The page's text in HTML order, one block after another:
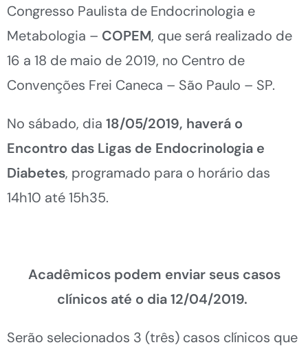
Congresso Paulista de Endocrinologia e
Metabologia – COPEM, que será realizado de
16 a 18 de maio de 2019, no Centro de
Convenções Frei Caneca – São Paulo – SP.
No sábado, dia 18/05/2019, haverá o
Encontro das Ligas de Endocrinologia e
Diabetes, programado para o horário das
14h10 até 15h35.
Acadêmicos podem enviar seus casos
clínicos até o dia 12/04/2019.
Serão selecionados 3 (três) casos clínicos que